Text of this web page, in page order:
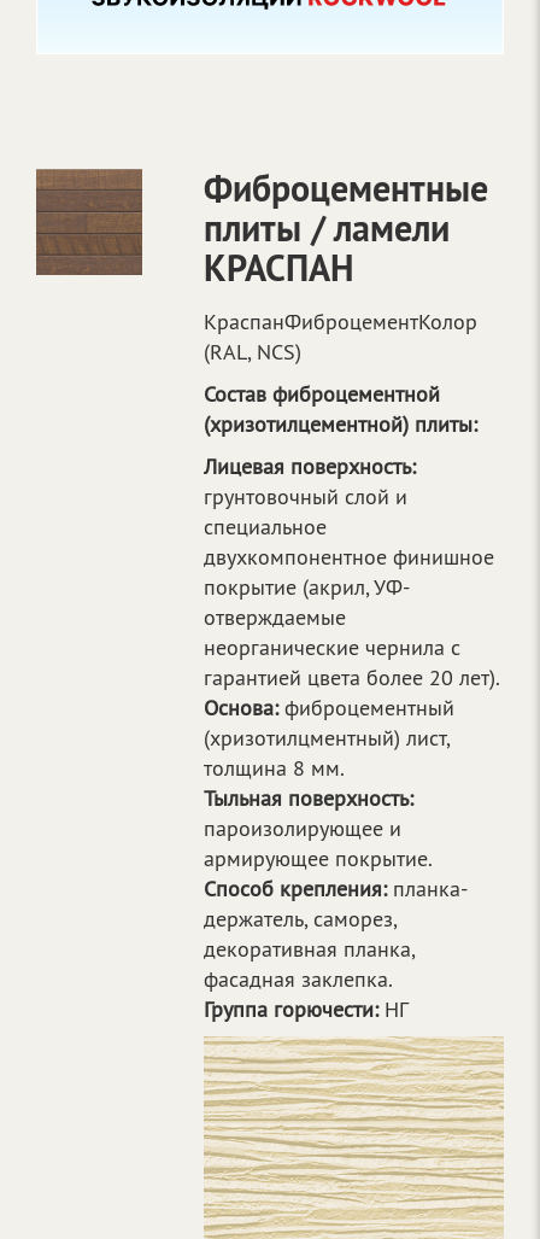
Фиброцементные
плиты / ламели
КРАСПАН
КраспанФиброцементКолор
(RAL, NCS)
Состав фиброцементной
(хризотилцементной) плиты:
Лицевая поверхность:
грунтовочный слой и
специальное
двухкомпонентное финишное
покрытие (акрил, УФ-
отверждаемые
неорганические чернила с
гарантией цвета более 20 лет).
Основа:фиброцементный
(хризотилцментный) лист,
толщина 8 мм.
Тыльная поверхность:
пароизолирующее и
армирующее покрытие.
Способ крепления:планка-
держатель, саморез,
декоративная планка,
фасадная заклепка.
Группа горючести:НГ